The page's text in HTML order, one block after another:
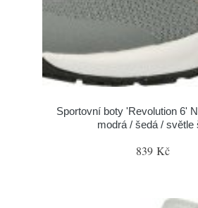
Sportovní boty 'Revolution 6'
modrá / šedá / světle
839 Kč